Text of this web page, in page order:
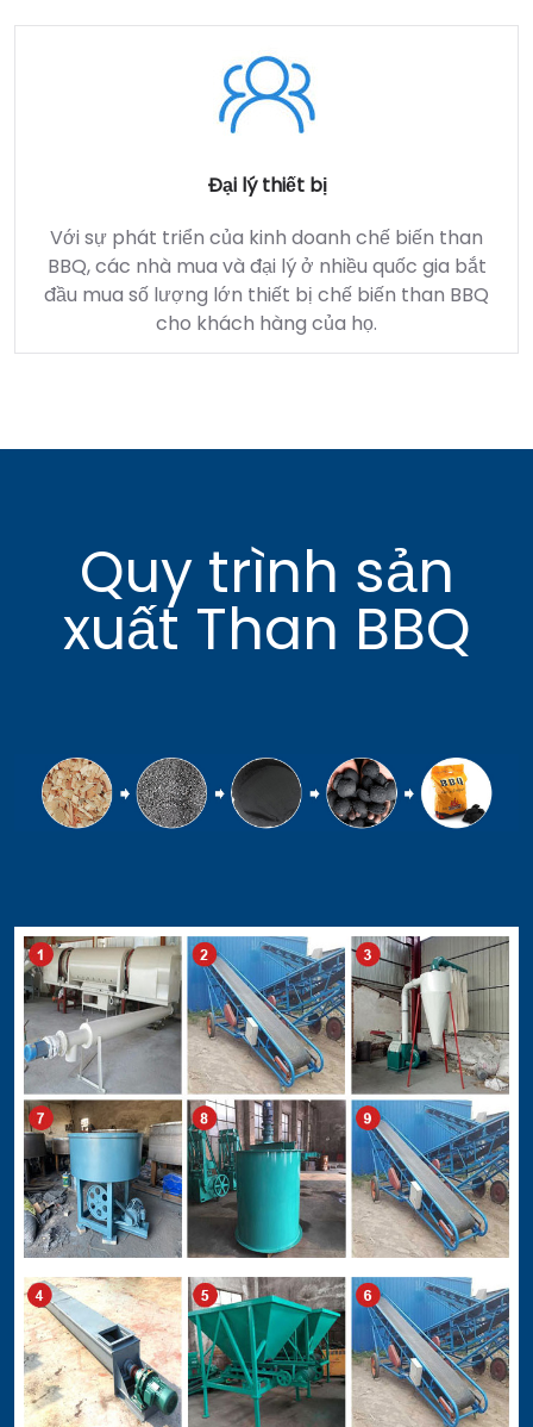
Đại lý thiết bị
Với sự phát triển của kinh doanh chế biến than
BBQ, các nhà mua và đại lý ở nhiều quốc gia bắt
đầu mua số lượng lớn thiết bị chế biến than BBQ
cho khách hàng của họ.
Quy trình sản
xuất Than BBQ